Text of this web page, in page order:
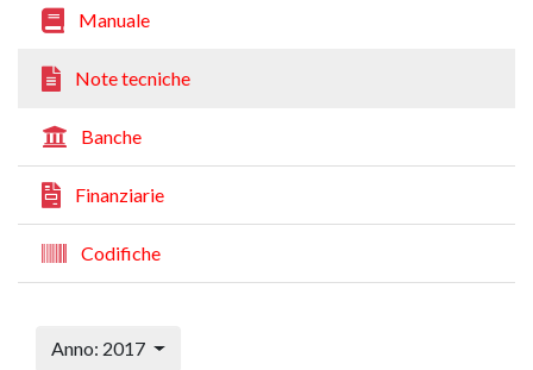
Manuale
Note tecniche
Banche
Finanziarie
Codifiche
Anno: 2017